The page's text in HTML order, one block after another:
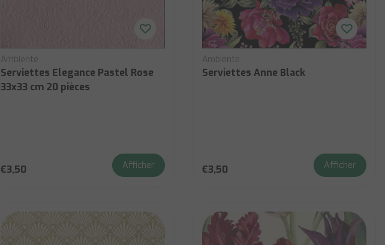
Ambiente
Serviettes Elegance Pastel Rose
33x33 cm 20 pièces
€3,50 Afficher
Ambiente
Serviettes Anne Black
€3,50 Afficher